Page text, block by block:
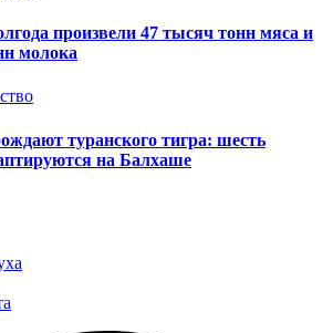
произвели 47 тысяч тонн мяса и
молока
туранского тигра: шесть
на Балхаше